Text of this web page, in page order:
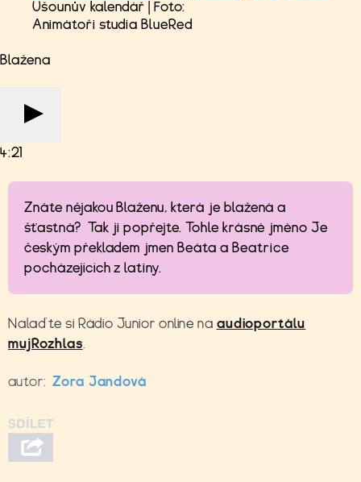
Ušounův kalendář | Foto:
Animátoři studia BlueRed
Blažena
4:21
Znáte nějakou Blaženu, která je blažená a
šťastná? Tak ji popřejte. Tohle krásné jméno Je
českým překladem jmen Beáta a Beatrice
pocházejících z latiny.
Nalaďte si Rádio Junior online na audioportálu
mujRozhlas.
autor: Zora Jandová